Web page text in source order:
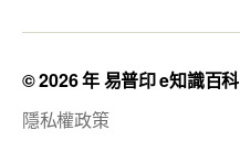
© 2026 年易普印 e知識百科
隱私權政策